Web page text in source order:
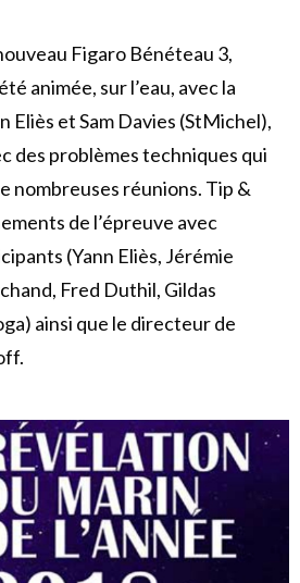
Figaro Bénéteau 3,
animée, sur l’eau, avec la
Eliès et Sam Davies (StMichel),
des problèmes techniques qui
nombreuses réunions. Tip &
de l’épreuve avec
(Yann Eliès, Jérémie
Fred Duthil, Gildas
ainsi que le directeur de